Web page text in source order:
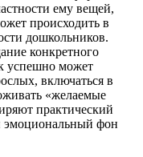
ему вещей,
происходить в
дошкольников.
конкретного
успешно может
включаться в
«желаемые
практический
эмоциональный фон